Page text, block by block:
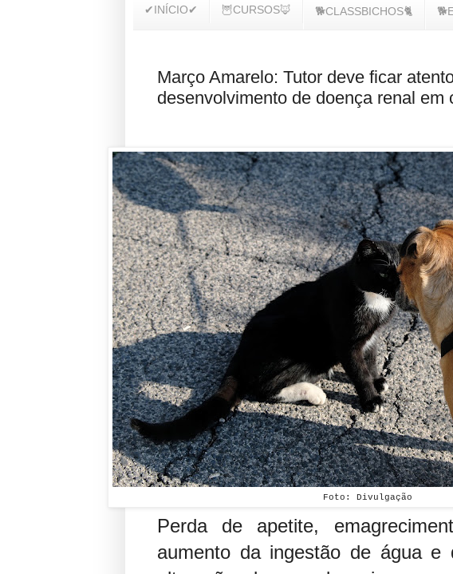
✔INÍCIO✔ 🦉CURSOS🦊 🐕CLASSBICHOS🐈
Março Amarelo: Tutor deve ficar
desenvolvimento de doença renal em
Foto: Divulgação
Perda de apetite,
aumento da ingestão de água e